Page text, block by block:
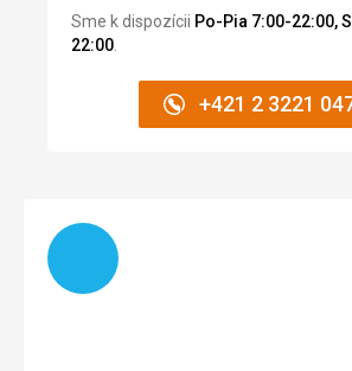
raději šli pěšky.
Táto recenzia bola preložená
Google Translate
Sme k dispozícii Po-Pia 7:00-22:00,
22:00
+421 2 3221
Načítam